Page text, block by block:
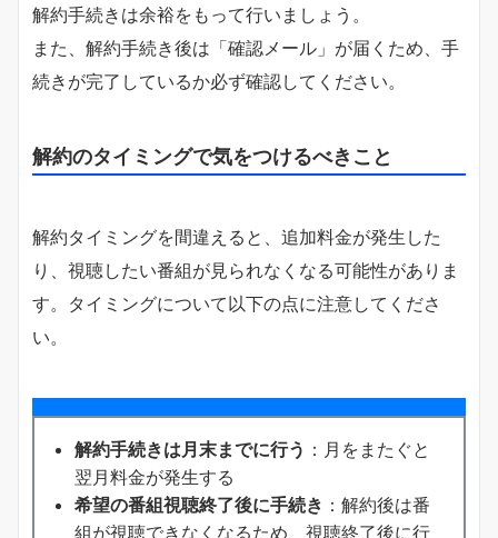
解約手続きは余裕をもって行いましょう。
また、解約手続き後は「確認メール」が届くため、手
続きが完了しているか必ず確認してください。
解約のタイミングで気をつけるべきこと
解約タイミングを間違えると、追加料金が発生した
り、視聴したい番組が見られなくなる可能性がありま
す。タイミングについて以下の点に注意してくださ
い。
解約手続きは月末までに行う ：月をまたぐと
翌月料金が発生する
希望の番組視聴終了後に手続き ：解約後は番
組が視聴できなくなるため、視聴終了後に行